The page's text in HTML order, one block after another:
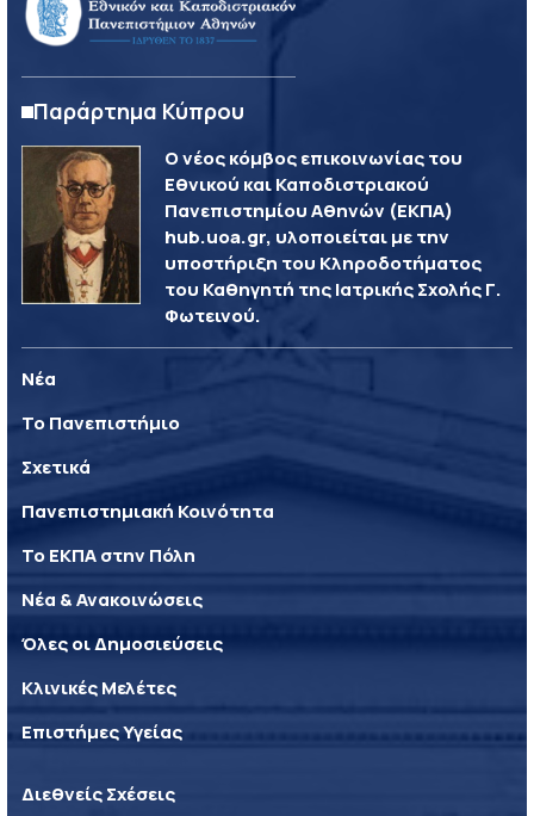
Παράρτημα Κύπρου
Ο νέος κόμβος επικοινωνίας του
Εθνικού και Καποδιστριακού
Πανεπιστημίου Αθηνών (ΕΚΠΑ)
hub.uoa.gr, υλοποιείται με την
υποστήριξη του Κληροδοτήματος
του Καθηγητή της Ιατρικής Σχολής Γ.
Φωτεινού.
Νέα
Το Πανεπιστήμιο
Σχετικά
Πανεπιστημιακή Κοινότητα
Το ΕΚΠΑ στην Πόλη
Νέα & Ανακοινώσεις
Όλες οι Δημοσιεύσεις
Κλινικές Μελέτες
Επιστήμες Υγείας
Διεθνείς Σχέσεις